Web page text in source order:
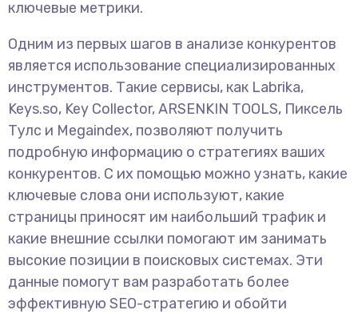
ключевые метрики.
Одним из первых шагов в анализе конкурентов
является использование специализированных
инструментов. Такие сервисы, как Labrika,
Keys.so, Key Collector, ARSENKIN TOOLS, Пиксель
Тулс и Megaindex, позволяют получить
подробную информацию о стратегиях ваших
конкурентов. С их помощью можно узнать, какие
ключевые слова они используют, какие
страницы приносят им наибольший трафик и
какие внешние ссылки помогают им занимать
высокие позиции в поисковых системах. Эти
данные помогут вам разработать более
эффективную SEO-стратегию и обойти